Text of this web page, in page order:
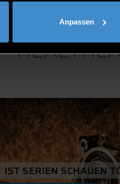
Anpassen
VON
IST SERIEN SCHAUEN